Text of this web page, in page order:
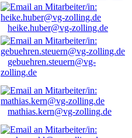
heike.huber@vg-zolling.de
gebuehren.steuern@vg-
zolling.de
mathias.kern@vg-zolling.de